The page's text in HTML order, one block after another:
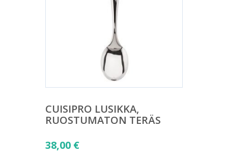
CUISIPRO LUSIKKA,
RUOSTUMATON TERÄS
38,00 €